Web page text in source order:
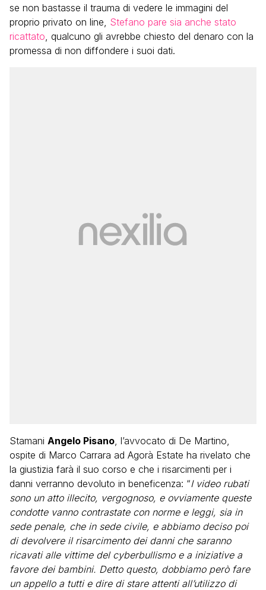
se non bastasse il trauma di vedere le immagini del
proprio privato on line, Stefano pare sia anche stato
ricattato, qualcuno gli avrebbe chiesto del denaro con la
promessa di non diffondere i suoi dati.
Stamani Angelo Pisano, l’avvocato di De Martino,
ospite di Marco Carrara ad Agorà Estate ha rivelato che
la giustizia farà il suo corso e che i risarcimenti per i
danni verranno devoluto in beneficenza: “I video rubati
sono un atto illecito, vergognoso, e ovviamente queste
condotte vanno contrastate con norme e leggi, sia in
sede penale, che in sede civile, e abbiamo deciso poi
di devolvere il risarcimento dei danni che saranno
ricavati alle vittime del cyberbullismo e a iniziative a
favore dei bambini. Detto questo, dobbiamo però fare
un appello a tutti e dire di stare attenti all’utilizzo di